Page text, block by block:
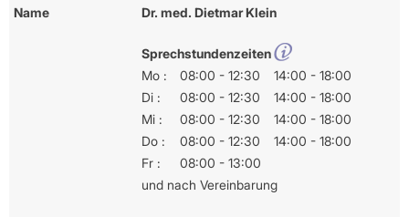
Name Dr. med. Dietmar Klein
Sprechstundenzeiten
Mo :
08:00 - 12:30
14:00 - 18:00
Di :
08:00 - 12:30
14:00 - 18:00
Mi :
08:00 - 12:30
14:00 - 18:00
Do :
08:00 - 12:30
14:00 - 18:00
Fr :
08:00 - 13:00
und nach Vereinbarung